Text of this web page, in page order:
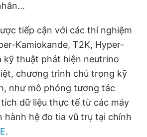
tiếp cận với các thí nghiệm
Kamiokande, T2K, Hyper-
kỹ thuật phát hiện neutrino
chương trình chú trọng kỹ
như mô phỏng tương tác
dữ liệu thực tế từ các máy
hành hệ đo tia vũ trụ tại chính
.